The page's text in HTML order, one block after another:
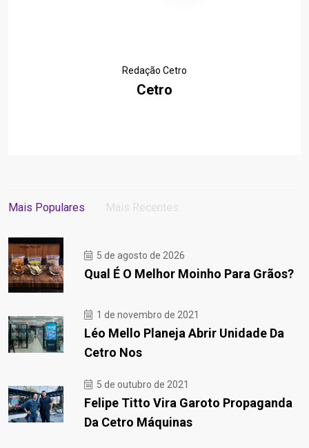
Redação Cetro
Cetro
Mais Populares Mais Recentes
5 de agosto de 2026
Qual É O Melhor Moinho Para Grãos?
1 de novembro de 2021
Léo Mello Planeja Abrir Unidade Da
Cetro Nos
5 de outubro de 2021
Felipe Titto Vira Garoto Propaganda
Da Cetro Máquinas